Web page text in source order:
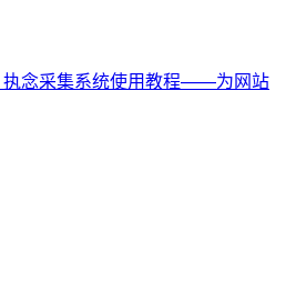
执念采集系统使用教程——为网站